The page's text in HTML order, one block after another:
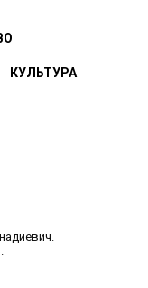
КУЛЬТУРА